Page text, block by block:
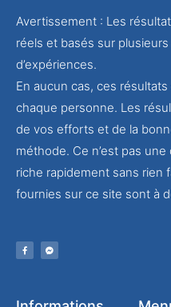
Avertissement : Les
réels et basés sur
d’expériences.
En aucun cas, ces
chaque personne. Les
de vos efforts et de la
méthode. Ce n’est pas
riche rapidement sans rien
fournies sur ce site sont à